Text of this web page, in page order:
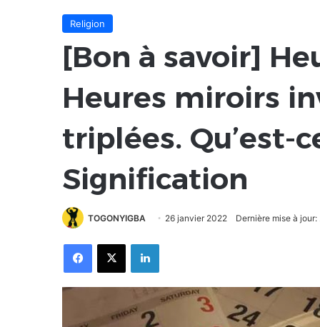
Religion
[Bon à savoir]
Heures miroirs
triplées. Qu’est-
Signification
TOGONYIGBA 26 janvier 2022 Dernière mise à
FacebookX Linkedin